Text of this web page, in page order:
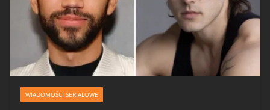
WIADOMOŚCI SERIALOWE